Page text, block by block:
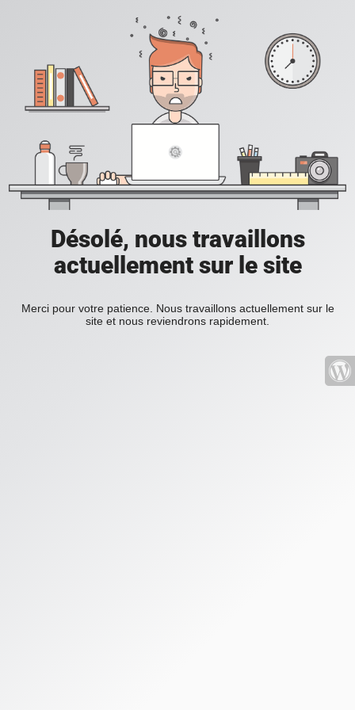
Désolé, nous travaillons
actuellement sur le site
Merci pour votre patience. Nous travaillons actuellement sur le
site et nous reviendrons rapidement.